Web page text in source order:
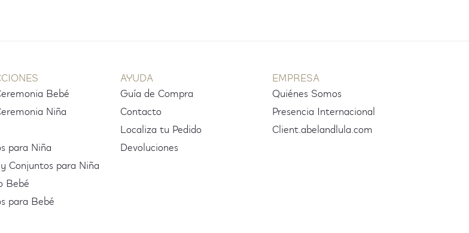
Bebé
Niña
para Niña
Conjuntos para Niña
Bebé
para Bebé
AYUDA
Guía de Compra
Contacto
Localiza tu Pedido
Devoluciones
EMPRESA
Quiénes Somos
Presencia Internacional
Client.abelandlula.com